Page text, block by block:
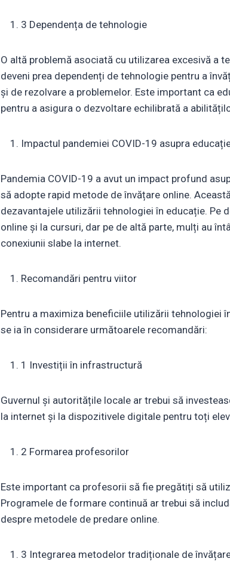
3 Dependența de tehnologie
O altă problemă asociată cu utilizarea excesivă a
deveni prea dependenți de tehnologie pentru a
și de rezolvare a problemelor. Este important ca
pentru a asigura o dezvoltare echilibrată a
Impactul pandemiei COVID-19 asupra
Pandemia COVID-19 a avut un impact profund
să adopte rapid metode de învățare online.
dezavantajele utilizării tehnologiei în educație. Pe
online și la cursuri, dar pe de altă parte, mulți au
conexiunii slabe la internet.
Recomandări pentru viitor
Pentru a maximiza beneficiile utilizării tehnologiei
se ia în considerare următoarele recomandări:
1 Investiții în infrastructură
Guvernul și autoritățile locale ar trebui să
la internet și la dispozitivele digitale pentru toți
2 Formarea profesorilor
Este important ca profesorii să fie pregătiți să
Programele de formare continuă ar trebui să
despre metodele de predare online.
3 Integrarea metodelor tradiționale de